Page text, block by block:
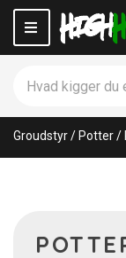
M
e
u
t
e
g
r
o
Groudstyr/ Potter/